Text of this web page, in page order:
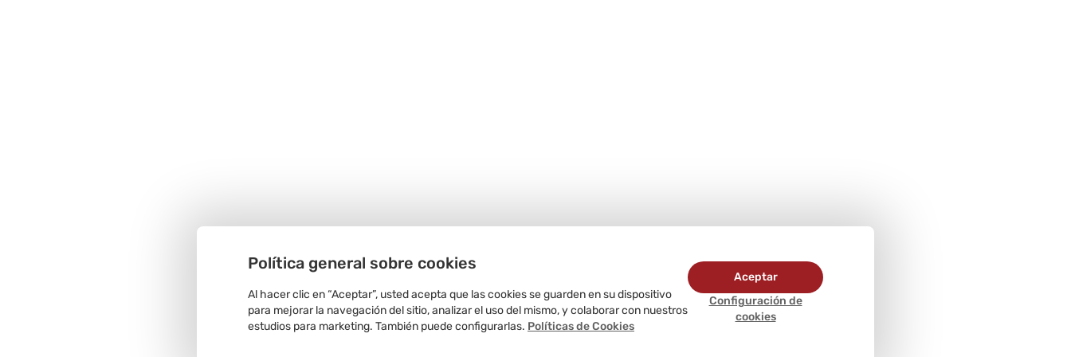
Política general sobre cookies
Al hacer clic en “Aceptar”, usted acepta que las cookies se guarden en su dispositivo
para mejorar la navegación del sitio, analizar el uso del mismo, y colaborar con nuestros
estudios para marketing. También puede configurarlas. Políticas de Cookies
Configuración de
cookies
Aceptar